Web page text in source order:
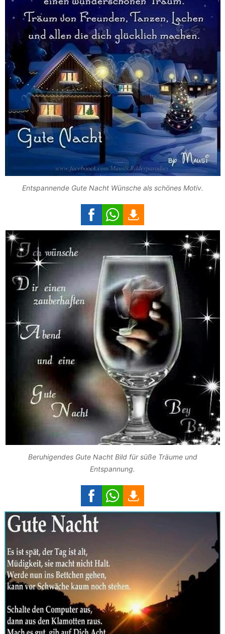
Entspannende Gute Nacht Wünsche als schönes Motiv.
Beruhigendes Gute Nacht Bild für süße Träume und
Entspannung.